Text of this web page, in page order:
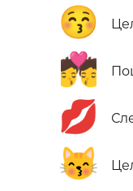
😚
💏
💋
😽